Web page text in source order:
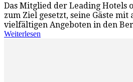
Das Mitglied der Leading Hotels
zum Ziel gesetzt, seine Gäste mit
vielfältigen Angeboten in den
Weiterlesen